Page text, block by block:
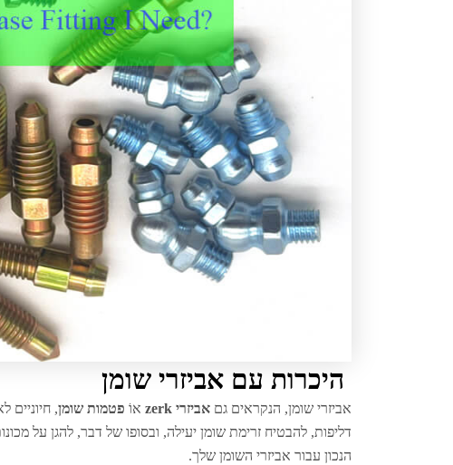
היכרות עם אביזרי שומן
אביזרי שומן, הנקראים גם אביזרי zerk אוֹ פטמות שומן, חיוניים
דליפות, להבטיח זרימת שומן יעילה, ובסופו של דבר, להגן על
הנכון עבור אביזרי השומן שלך.